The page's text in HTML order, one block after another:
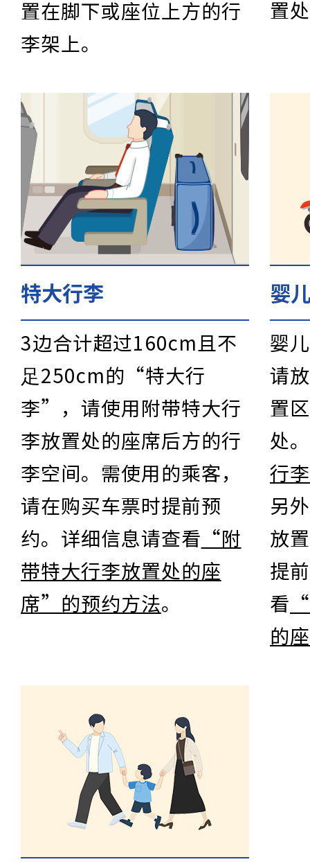
车票的种类
如何查看车票信息
车票的变更·退款方法
发生事故等时的处理
置在脚下或座位上方的行
李架上。
置
特大行李
3边合计超过160cm且不
⾜250cm的“特⼤⾏
李”，请使⽤附带特⼤⾏
李放置处的座席后⽅的⾏
李空间。需使用的乘客，
请在购买车票时提前预
约。详细信息请查看 “附
带特大行李放置处的座
席”的预约方法。
婴
婴
请
置
处
行李
另
放
提
看
的